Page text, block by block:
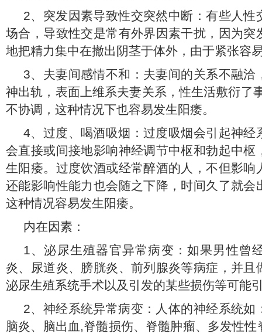
2、突发因素导致性交突然中断：有些人性
场合，导致性交是常有外界因素干扰，因为突
地把精力集中在撤出阴茎于体外，由于紧张容
3、夫妻间感情不和：夫妻间的关系不融洽
神出轨，表面上维系夫妻关系，性生活敷衍了
不协调，这种情况下也容易发生阳痿。
4、过度、喝酒吸烟：过度吸烟会引起神经
会直接或间接地影响神经调节中枢和勃起中枢
生阳痿。过度饮酒或经常醉酒的人，不但影响
还能影响性能力也会随之下降，时间久了就会
这种情况容易发生阳痿。
内在因素：
1、泌尿生殖器官异常病变：如果男性曾
炎、尿道炎、膀胱炎、前列腺炎等病症，并且
泌尿生殖系统手术以及引发的某些损伤等可能
2、神经系统异常病变：人体的神经系统如
脑炎、脑出血,脊髓损伤、脊髓肿瘤、多发性